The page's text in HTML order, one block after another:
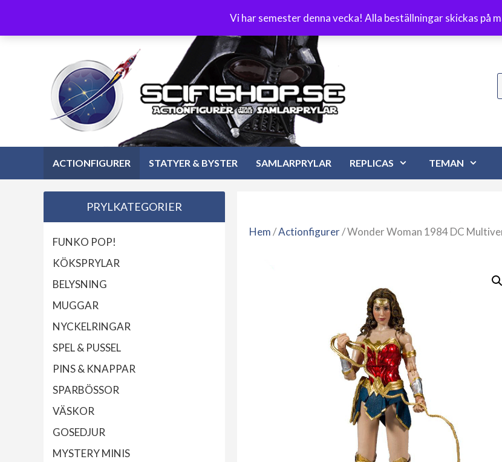
Vi har semester denna vecka! Alla beställningar skickas på
innehåll
Öppet köp 30 dagar Frakt 89 kr
ACTIONFIGURER STATYER & BYSTER SAMLARPRYLAR REPLICAS TEMAN
Hem/Actionfigurer/ Wonder Woman 1984 DC
PRYLKATEGORIER
FUNKO POP!
KÖKSPRYLAR
BELYSNING
MUGGAR
NYCKELRINGAR
SPEL & PUSSEL
PINS & KNAPPAR
SPARBÖSSOR
VÄSKOR
GOSEDJUR
MYSTERY MINIS